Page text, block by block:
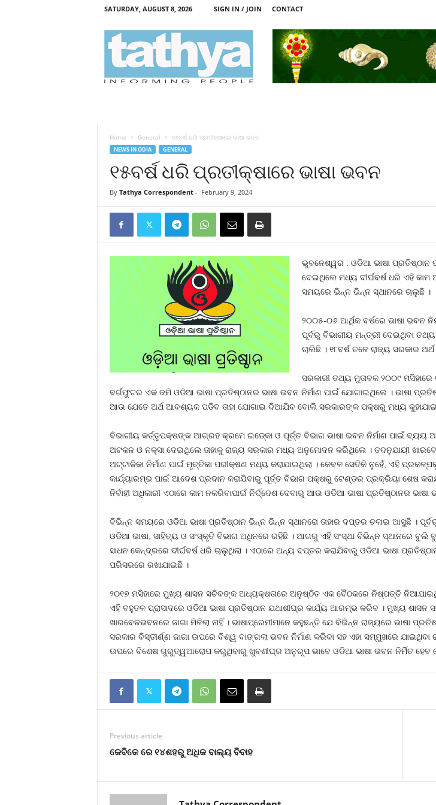
SATURDAY, AUGUST 8, 2026 SIGN IN / JOIN CONTACT
Home General ୧୫ବର୍ଷ ଧରି ପ୍ରତୀକ୍ଷାରେ ଭାଷା ଭବନ
NEWS IN ODIA GENERAL
୧୫ବର୍ଷ ଧରି ପ୍ରତୀକ୍ଷାରେ ଭାଷା ଭବନ
By Tathya Correspondent- February 9, 2024
ଭୁବନେଶ୍ୱର : ଓଡିଆ ଭାଷା ପ୍ରତିଷ୍ଠାନ
ଦେଇଥିଲେ ମଧ୍ୟ ଦୀର୍ଘବର୍ଷ ଧରି ଏହି
ସମୟରେ ଭିନ୍ନ ଭିନ୍ନ ସ୍ଥାନରେ ଚାଲୁଛି ।
୨୦୦୫-୦୬ ଆର୍ଥିକ ବର୍ଷରେ ଭାଷା ଭବନ
ପୂର୍ବରୁ ବିଭାଗୀୟ ମନ୍ତ୍ରୀ ଦେଇଥିବା
ଚାଲିଛି । ୧୮ବର୍ଷ ତଳେ ରାଜ୍ୟ ସରକାର
ସରକାରୀ ତଥ୍ୟ ମୁତାବକ ୨୦୦୯ ମସିହାରେ
ବର୍ଗଫୁଟର ଏକ ଜମି ଓଡିଆ ଭାଷା ପ୍ରତିଷ୍ଠାନର ଭାଷା ଭବନ ନିର୍ମାଣ ପାଇଁ ଯୋଗାଇଥିଲେ । ଭାଷା
ଆଉ ଯେତେ ଅର୍ଥ ଆବଶ୍ୟକ ପଡିବ ତାହା ଯୋଗାଇ ଦିଆଯିବ ବୋଲି ସରକାରଙ୍କ ପକ୍ଷରୁ ମଧ୍ୟ
ବିଭାଗୀୟ କର୍ତ୍ତୃପକ୍ଷଙ୍କ ଆଗ୍ରହ କ୍ରମେ ଇଡ୍‍କୋ ଓ ପୂର୍ତ୍ତ ବିଭାଗ ଭାଷା ଭବନ ନିର୍ମାଣ ପାଇଁ
ଅଟକଳ ଓ ନକ୍ସା ଦେଇଥିଲେ ତାହାକୁ ରାଜ୍ୟ ସରକାର ମଧ୍ୟ ଅନୁମୋଦନ କରିଥିଲେ । ତଦନୁଯାୟୀ
ଅଟ୍ଟାଳିକା ନିର୍ମାଣ ପାଇଁ ମୃତ୍ତିକା ପରୀକ୍ଷଣ ମଧ୍ୟ କରାଯାଇଥିଲା । କେବଳ ସେତିକି ନୁହେଁ, ଏହି
କାର୍ଯ୍ୟାରମ୍ଭ ପାଇଁ ଆଦେଶ ପ୍ରଦାନ କରାଯିବାରୁ ପୂର୍ତ୍ତ ବିଭାଗ ପକ୍ଷରୁ ଟେଣ୍ଡର ପ୍ରକ୍ରିୟା ଶେଷ
ନିର୍ବାହୀ ଅଧିକାରୀ ଏଠାରେ କାମ ନକରିବାପାଇଁ ନିର୍ଦ୍ଦେଶ ଦେବାରୁ ଆଉ ଓଡିଆ ଭାଷା ପ୍ରତିଷ୍ଠାନର ଭାଷା
ବିଭିନ୍ନ ସମୟରେ ଓଡିଆ ଭାଷା ପ୍ରତିଷ୍ଠାନ ଭିନ୍ନ ଭିନ୍ନ ସ୍ଥାନରୋ ତାହାର ଦପ୍ତର ଚଳାଇ ଆସୁଛି ।
ଓଡିଆ ଭାଷା, ସାହିତ୍ୟ ଓ ସଂସ୍କୃତି ବିଭାଗ ଅଧିନରେ ରହିଛି । ଆଗରୁ ଏହି ସଂସ୍ଥା ବିଭିନ୍ନ ସ୍ଥାନରେ
ସାଧନ କେନ୍ଦ୍ରରେ ଦୀର୍ଘବର୍ଷ ଧରି ଚାଲୁଥିଲା । ଏଠାରେ ଅନ୍ୟ ଦପ୍ତର କରାଯିବାରୁ ଓଡିଆ ଭାଷା
ପରିସରରେ ରଖାଯାଇଛି ।
୨୦୧୭ ମସିହାରେ ମୁଖ୍ୟ ଶାସନ ସଚିବଙ୍କ ଅଧ୍ୟକ୍ଷତାରେ ଅନୁଷ୍ଠିତ ଏକ ବୈଠକରେ ନିଷ୍ପତ୍ତି
ଏହି ବହୁତଳ ପ୍ରାସାଦରେ ଓଡିଆ ଭାଷା ପ୍ରତିଷ୍ଠାନ ଯଥାଶୀଘ୍ର କାର୍ଯ୍ୟ ଆରମ୍ଭ କରିବ । ମୁଖ୍ୟ
ଖାରବେଳଭବନରେ ଜାଗା ମିଳିଲା ନାହିଁ । ଭାଷାପ୍ରେମୀମାନେ କହୁଛନ୍ତି ଯେ ବିଭିନ୍ନ ରାଜ୍ୟରେ ଭାଷା
ସରକାର ବିସ୍ତୀର୍ଣ୍ଣ ଜାଗା ଉପରେ ବିଶ୍ୱ ବାଙ୍ଗଲା ଭବନ ନିର୍ମାଣ କରିବା ସହ ଏହା ସମ୍ମୁଖରେ
ଉପରେ ବିଶେଷ ଗୁରୁତ୍ୱଆରୋପ କରୁଥିବାରୁ ଖୁବଶୀଘ୍ର ଅନୁରୂପ ଭାବେ ଓଡିଆ ଭାଷା ଭବନ ନିର୍ମିତ ହେବ
Previous article
କେବିକେ ରେ ୧୪ଶହରୁ ଅଧିକ ବାଲ୍ୟ ବିବାହ